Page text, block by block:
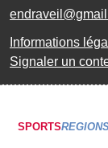
Informations
Signaler un
SPORTS